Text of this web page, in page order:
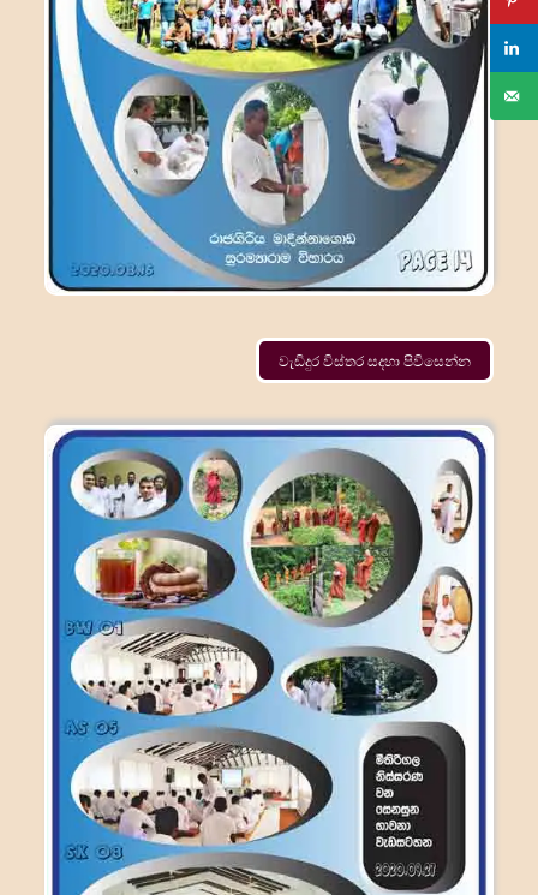
වැඩිදුර විස්තර සදහා පිවිසෙන්න